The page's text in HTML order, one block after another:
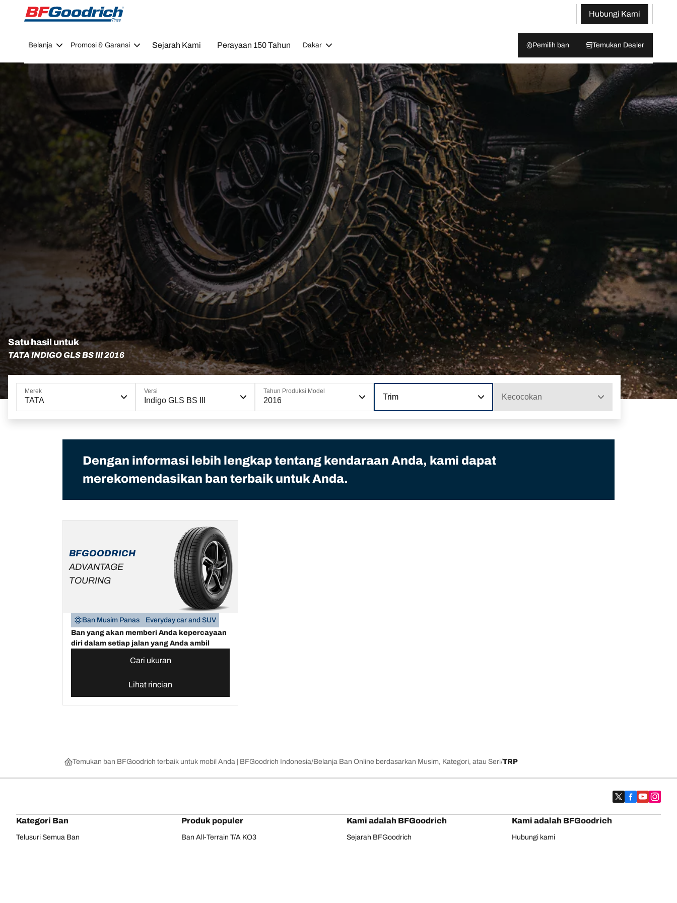
Go to page content
Go to page navigation
Hubungi Kami
Belanja Promosi & Garansi Sejarah Kami Perayaan 150 Tahun Dakar Pemilih ban Temukan Dealer
Satu hasil untuk
TATA INDIGO GLS BS III 2016
Merek
TATA
Versi
Indigo GLS BS III
Tahun Produksi Model
2016 Trim Kecocokan
Dengan informasi lebih lengkap tentang kendaraan Anda, kami dapat
merekomendasikan ban terbaik untuk Anda.
BFGOODRICH
ADVANTAGE
TOURING
Ban Musim Panas
Everyday car and SUV
Ban yang akan memberi Anda kepercayaan
diri dalam setiap jalan yang Anda ambil
Cari ukuran
Lihat rincian
Temukan ban BFGoodrich terbaik untuk mobil Anda | BFGoodrich Indonesia Belanja Ban Online berdasarkan Musim, Kategori, atau Seri TRP
Kategori Ban
Telusuri Semua Ban
Produk populer
Ban All-Terrain T/A KO3
Kami adalah BFGoodrich
Sejarah BFGoodrich
Kami adalah BFGoodrich
Hubungi kami